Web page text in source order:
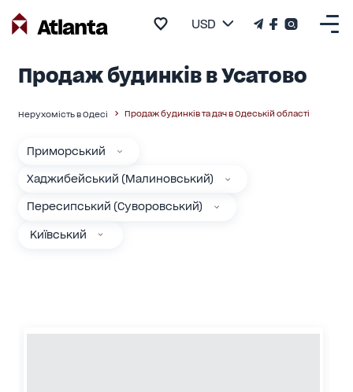
USD
Продаж будинків в Усатово
Нерухомість в Одесі Продаж будинків та дач в Одеській області
Приморський
Хаджибейський (Малиновський)
Пересипський (Суворовський)
Київський